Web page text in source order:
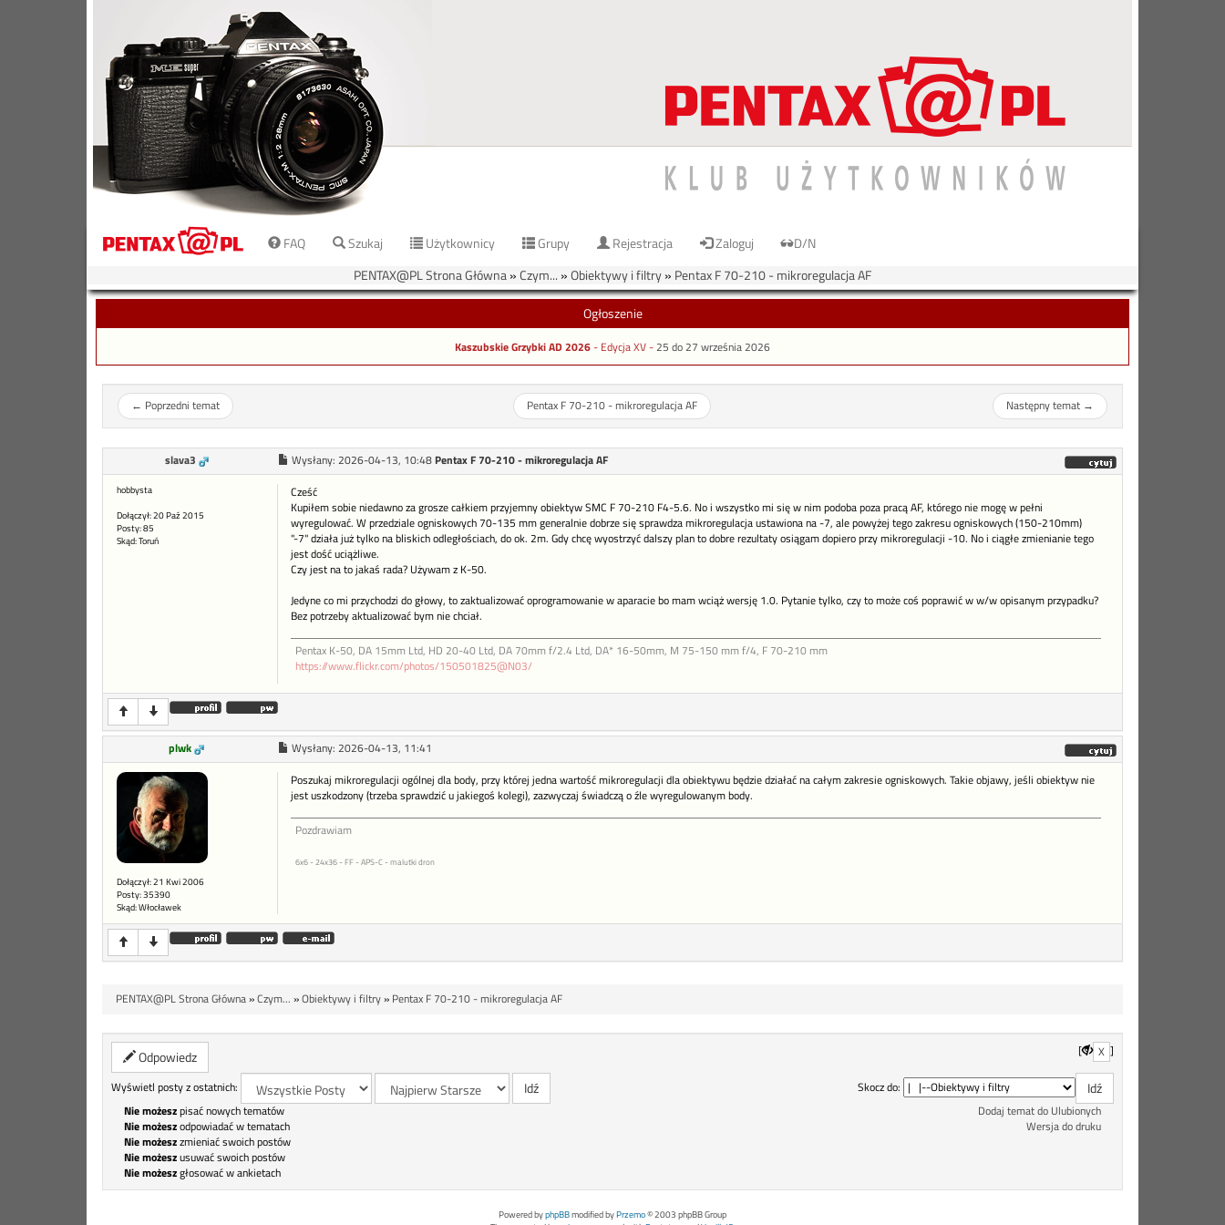
FAQ Szukaj Użytkownicy Grupy Rejestracja Zaloguj
D/N
PENTAX@PL Strona Główna»Czym... »Obiektywy i filtry» Pentax F 70-210 - mikroregulacja AF
Ogłoszenie
Kaszubskie Grzybki AD 2026- Edycja XV -25 do 27 września 2026
← Poprzedni temat Pentax F 70-210 - mikroregulacja AF Następny temat→
slava3 Wysłany: 2026-04-13, 10:48 Pentax F 70-210 - mikroregulacja AF
hobbysta
Dołączył: 20 Paź 2015
Posty: 85
Skąd: Toruń
Cześć
Kupiłem sobie niedawno za grosze całkiem przyjemny obiektyw SMC F 70-210 F4-5.6. No i wszystko mi się w nim podoba poza pracą AF, którego nie mogę w pełni
wyregulować. W przedziale ogniskowych 70-135 mm generalnie dobrze się sprawdza mikroregulacja ustawiona na -7, ale powyżej tego zakresu ogniskowych (150-210mm)
"-7" działa już tylko na bliskich odległościach, do ok. 2m. Gdy chcę wyostrzyć dalszy plan to dobre rezultaty osiągam dopiero przy mikroregulacji -10. No i ciągłe zmienianie tego
jest dość uciążliwe.
Czy jest na to jakaś rada? Używam z K-50.
Jedyne co mi przychodzi do głowy, to zaktualizować oprogramowanie w aparacie bo mam wciąż wersję 1.0. Pytanie tylko, czy to może coś poprawić w w/w opisanym przypadku?
Bez potrzeby aktualizować bym nie chciał.
Pentax K-50, DA 15mm Ltd, HD 20-40 Ltd, DA 70mm f/2.4 Ltd, DA* 16-50mm, M 75-150 mm f/4, F 70-210 mm
https://www.flickr.com/photos/150501825@N03/
plwk Wysłany: 2026-04-13, 11:41
Dołączył: 21 Kwi 2006
Posty: 35390
Skąd: Włocławek
Poszukaj mikroregulacji ogólnej dla body, przy której jedna wartość mikroregulacji dla obiektywu będzie działać na całym zakresie ogniskowych. Takie objawy, jeśli obiektyw nie
jest uszkodzony (trzeba sprawdzić u jakiegoś kolegi), zazwyczaj świadczą o źle wyregulowanym body.
Pozdrawiam
6x6 - 24x36 - FF - APS-C - malutki dron
PENTAX@PL Strona Główna»Czym... »Obiektywy i filtry» Pentax F 70-210 - mikroregulacja AF
Odpowiedz [ X ]
Wyświetl posty z ostatnich:
Skocz do:
Nie możeszpisać nowych tematów
Nie możeszodpowiadać w tematach
Nie możeszzmieniać swoich postów
Nie możeszusuwać swoich postów
Nie możeszgłosować w ankietach
Dodaj temat do Ulubionych
Wersja do druku
Powered byphpBBmodified byPrzemo© 2003 phpBB Group